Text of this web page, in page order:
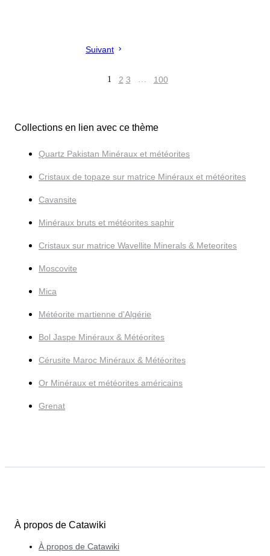
Suivant
1 2 3 … 100
Collections en lien avec ce thème
Quartz Pakistan Minéraux et météorites
Cristaux de topaze sur matrice Minéraux et météorites
Cavansite
Minéraux bruts et météorites saphir
Cristaux sur matrice Wavellite Minerals & Meteorites
Moscovite
Mica
Météorite martienne d'Algérie
Bol Jaspe Minéraux & Météorites
Cérusite Maroc Minéraux & Météorites
Or Minéraux et météorites américains
Grenat
À propos de Catawiki
À propos de Catawiki